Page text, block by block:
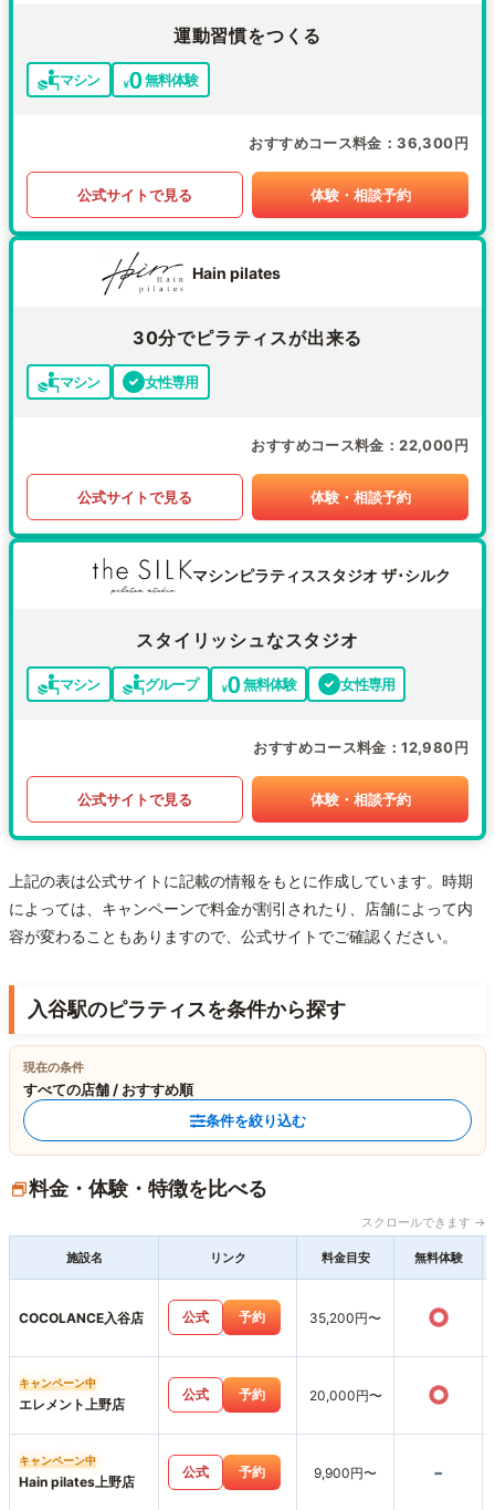
運動習慣をつくる
マシン 無料体験
おすすめコース料金 36,300円
公式サイトで見る 体験・相談予約
Hain pilates
30分でピラティスが出来る
マシン 女性専用
おすすめコース料金 22,000円
公式サイトで見る 体験・相談予約
マシンピラティススタジオ ザ･シルク
スタイリッシュなスタジオ
マシン グループ 無料体験 女性専用
おすすめコース料金 12,980円
公式サイトで見る 体験・相談予約
上記の表は公式サイトに記載の情報をもとに作成しています。時期
によっては、キャンペーンで料金が割引されたり、店舗によって内
容が変わることもありますので、公式サイトでご確認ください。
入谷駅のピラティスを条件から探す
現在の条件
すべての店舗 / おすすめ順
条件を絞り込む
料金・体験・特徴を比べる
スクロールできます →
施設名 リンク 料金目安 無料体験
COCOLANCE入谷店 公式 予約 35,200円〜 ○
キャンペーン中
エレメント上野店
公式 予約 20,000円〜 ○
キャンペーン中
Hain pilates上野店
公式 予約 9,900円〜 -